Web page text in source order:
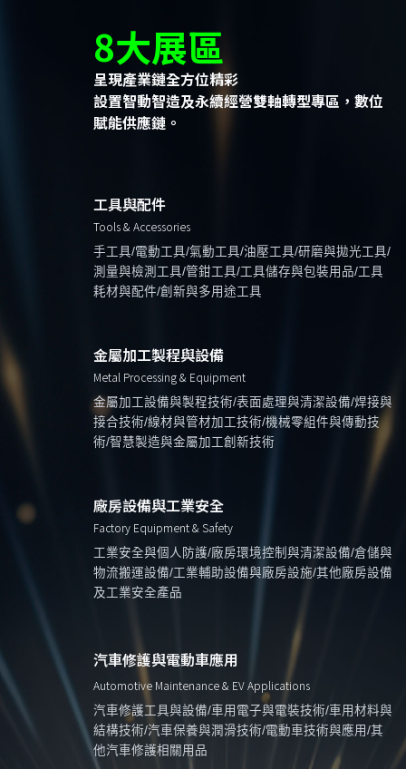
8大展區
呈現產業鏈全方位精彩
設置智動智造及永續經營雙軸轉型專區，數位
賦能供應鏈。
工具與配件
Tools & Accessories
手工具/電動工具/氣動工具/油壓工具/研磨與拋光工具/
測量與檢測工具/管鉗工具/工具儲存與包裝用品/工具
耗材與配件/創新與多用途工具
金屬加工製程與設備
Metal Processing & Equipment
金屬加工設備與製程技術/表面處理與清潔設備/焊接與
接合技術/線材與管材加工技術/機械零組件與傳動技
術/智慧製造與金屬加工創新技術
廠房設備與工業安全
Factory Equipment & Safety
工業安全與個人防護/廠房環境控制與清潔設備/倉儲與
物流搬運設備/工業輔助設備與廠房設施/其他廠房設備
及工業安全產品
汽車修護與電動車應用
Automotive Maintenance & EV Applications
汽車修護工具與設備/車用電子與電裝技術/車用材料與
結構技術/汽車保養與潤滑技術/電動車技術與應用/其
他汽車修護相關用品